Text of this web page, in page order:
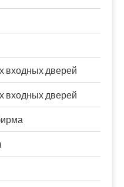
входных дверей
входных дверей